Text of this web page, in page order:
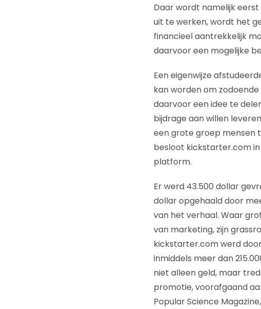
Daar wordt namelijk
uit te werken, wordt het
financieel aantrekkelijk
daarvoor een mogelijke
Een eigenwijze
kan worden om
daarvoor een idee te
bijdrage aan willen
een grote groep mensen
besloot kickstarter.com
platform.
Er werd 43.500 dollar
dollar opgehaald door
van het verhaal. Waar
van marketing, zijn
kickstarter.com werd
inmiddels meer dan
niet alleen geld, maar
promotie, voorafgaand
Popular Science